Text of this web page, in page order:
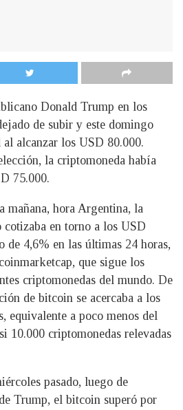
Donald Trump en los
de subir y este domingo
alcanzar los USD 80.000.
la criptomoneda había
75.000.
mañana, hora Argentina, la
en torno a los USD
de 4,6% en las últimas 24 horas,
que sigue los
criptomonedas del mundo. De
de bitcoin se acercaba a los
equivalente a poco menos del
10.000 criptomonedas relevadas
pasado, luego de
Trump, el bitcoin superó por